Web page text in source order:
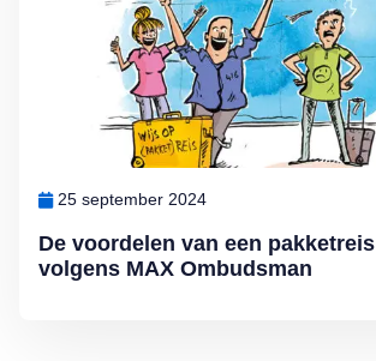
De voordelen van een pakketreis
volgens MAX Ombudsman
25 september 2024